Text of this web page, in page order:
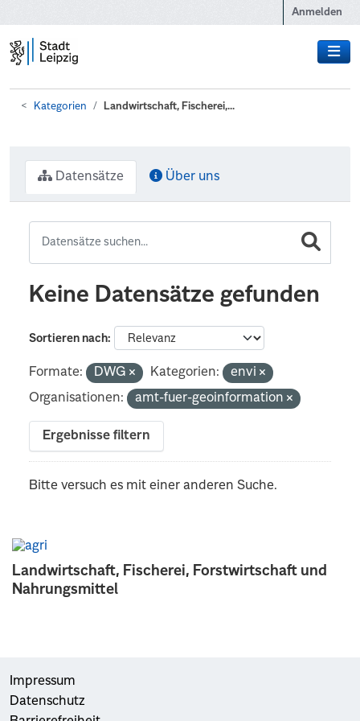
Anmelden
Kategorien Landwirtschaft, Fischerei,...
Landwirtschaft, Fischerei, Forstwirtschaft und
Nahrungsmittel
Datensätze Über uns
Keine Datensätze gefunden
Sortieren nach
Formate: DWG Kategorien:
envi
Organisationen:
amt-fuer-geoinformation
Ergebnisse filtern
Bitte versuch es mit einer anderen Suche.
Impressum
Datenschutz